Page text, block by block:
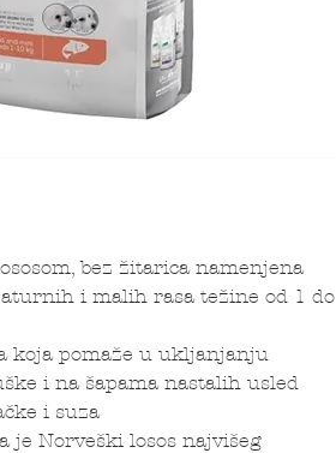
bez žitarica namenjena
i malih rasa težine od 1 do
pomaže u ukljanjanju
i na šapama nastalih usled
i suza
Norveški losos najvišeg